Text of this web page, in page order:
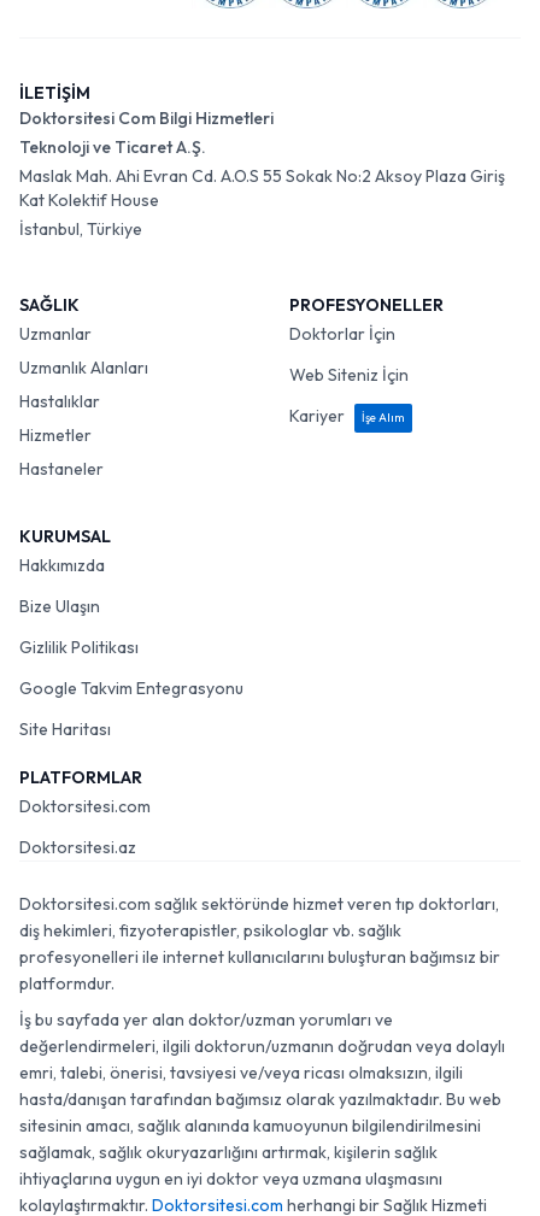
İLETİŞİM
Doktorsitesi Com Bilgi Hizmetleri
Teknoloji ve Ticaret A.Ş.
Maslak Mah. Ahi Evran Cd. A.O.S 55 Sokak No:2 Aksoy Plaza Giriş
Kat Kolektif House
İstanbul, Türkiye
SAĞLIK
Uzmanlar
Uzmanlık Alanları
Hastalıklar
Hizmetler
Hastaneler
PROFESYONELLER
Doktorlar İçin
Web Siteniz İçin
Kariyer
İşe Alım
KURUMSAL
Hakkımızda
Bize Ulaşın
Gizlilik Politikası
Google Takvim Entegrasyonu
Site Haritası
PLATFORMLAR
Doktorsitesi.com
Doktorsitesi.az
Doktorsitesi.com sağlık sektöründe hizmet veren tıp doktorları,
diş hekimleri, fizyoterapistler, psikologlar vb. sağlık
profesyonelleri ile internet kullanıcılarını buluşturan bağımsız bir
platformdur.
İş bu sayfada yer alan doktor/uzman yorumları ve
değerlendirmeleri, ilgili doktorun/uzmanın doğrudan veya dolaylı
emri, talebi, önerisi, tavsiyesi ve/veya ricası olmaksızın, ilgili
hasta/danışan tarafından bağımsız olarak yazılmaktadır. Bu web
sitesinin amacı, sağlık alanında kamuoyunun bilgilendirilmesini
sağlamak, sağlık okuryazarlığını artırmak, kişilerin sağlık
ihtiyaçlarına uygun en iyi doktor veya uzmana ulaşmasını
kolaylaştırmaktır. Doktorsitesi.com herhangi bir Sağlık Hizmeti